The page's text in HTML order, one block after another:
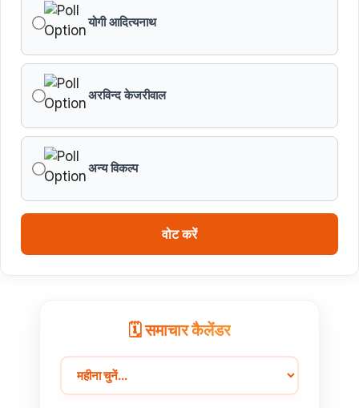
योगी आदित्यनाथ
अरविन्द केजरीवाल
अन्य विकल्प
वोट करें
🗓️ समाचार कैलेंडर